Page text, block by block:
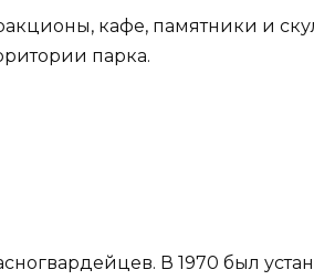
кафе, памятники и
парка.
В 1970 был